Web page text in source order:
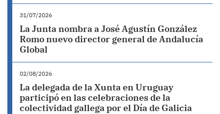
31/07/2026
La Junta nombra a José Agustín González
Romo nuevo director general de Andalucía
Global
02/08/2026
La delegada de la Xunta en Uruguay
participó en las celebraciones de la
colectividad gallega por el Día de Galicia